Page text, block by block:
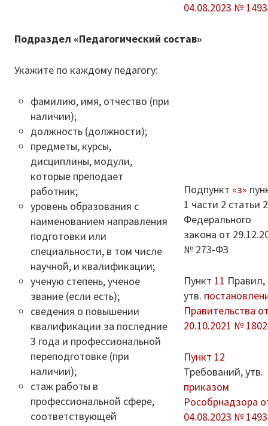
04.08.2023 № 1493
Подраздел «Педагогический состав»
Укажите по каждому педагогу:
фамилию, имя, отчество (при
наличии);
должность (должности);
предметы, курсы,
дисциплины, модули,
которые преподает
работник;
уровень образования с
наименованием направления
подготовки или
специальности, в том числе
научной, и квалификации;
ученую степень, ученое
звание (если есть);
сведения о повышении
квалификации за последние
3 года и профессиональной
переподготовке (при
наличии);
стаж работы в
профессиональной сфере,
соответствующей
Подпункт «з»
1 части 2 статьи
Федерального
закона от
№ 273-ФЗ
Пункт 11 Правил,
утв.
Правительства
20.10.2021 № 1802
Пункт 12
Требований, утв.
приказом
Рособрнадзора
04.08.2023 № 1493